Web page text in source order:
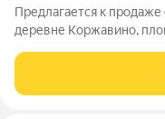
Предлагается к
деревне Коржавино,
проходит газ. Участок
Отличное предложение